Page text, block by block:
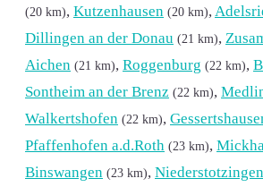
(20 km), Kutzenhausen (20 km),
Dillingen an der Donau (21 km),
Aichen (21 km), Roggenburg (22 km),
Sontheim an der Brenz (22 km),
Walkertshofen (22 km),
Pfaffenhofen a.d.Roth (23 km),
Binswangen (23 km), Niederstotzingen